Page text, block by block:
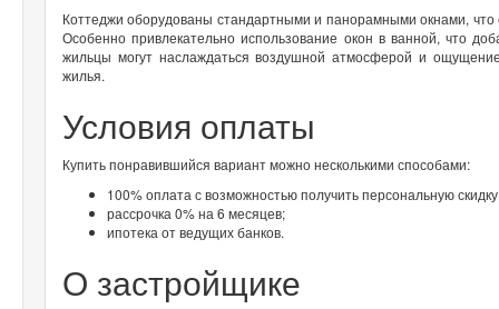
Коттеджи оборудованы стандартными и панорамными окнами,
Особенно привлекательно использование окон в ванной, что
жильцы могут наслаждаться воздушной атмосферой и
жилья.
Условия оплаты
Купить понравившийся вариант можно несколькими способами:
100% оплата с возможностью получить персональную
рассрочка 0% на 6 месяцев;
ипотека от ведущих банков.
О застройщике